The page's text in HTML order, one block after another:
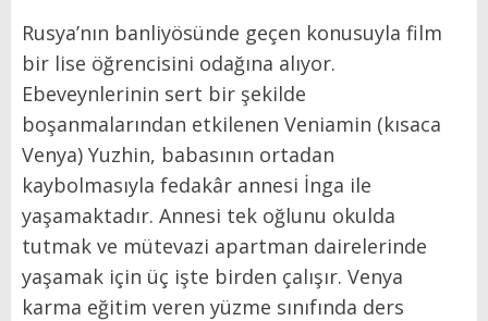
Rusya’nın banliyösünde geçen konusuyla film
bir lise öğrencisini odağına alıyor.
Ebeveynlerinin sert bir şekilde
boşanmalarından etkilenen Veniamin (kısaca
Venya) Yuzhin, babasının ortadan
kaybolmasıyla fedakâr annesi İnga ile
yaşamaktadır. Annesi tek oğlunu okulda
tutmak ve mütevazi apartman dairelerinde
yaşamak için üç işte birden çalışır. Venya
karma eğitim veren yüzme sınıfında ders